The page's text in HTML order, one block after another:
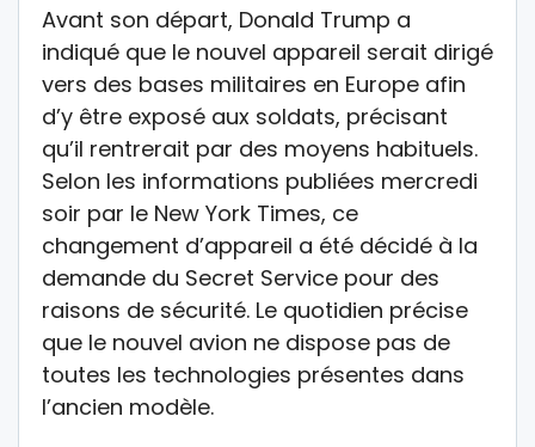
Avant son départ, Donald Trump a
indiqué que le nouvel appareil serait dirigé
vers des bases militaires en Europe afin
d’y être exposé aux soldats, précisant
qu’il rentrerait par des moyens habituels.
Selon les informations publiées mercredi
soir par le New York Times, ce
changement d’appareil a été décidé à la
demande du Secret Service pour des
raisons de sécurité. Le quotidien précise
que le nouvel avion ne dispose pas de
toutes les technologies présentes dans
l’ancien modèle.